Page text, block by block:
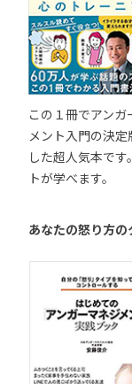
この１冊でアン
メント入門の決
した超人気本で
トが学べます。
あなたの怒り方